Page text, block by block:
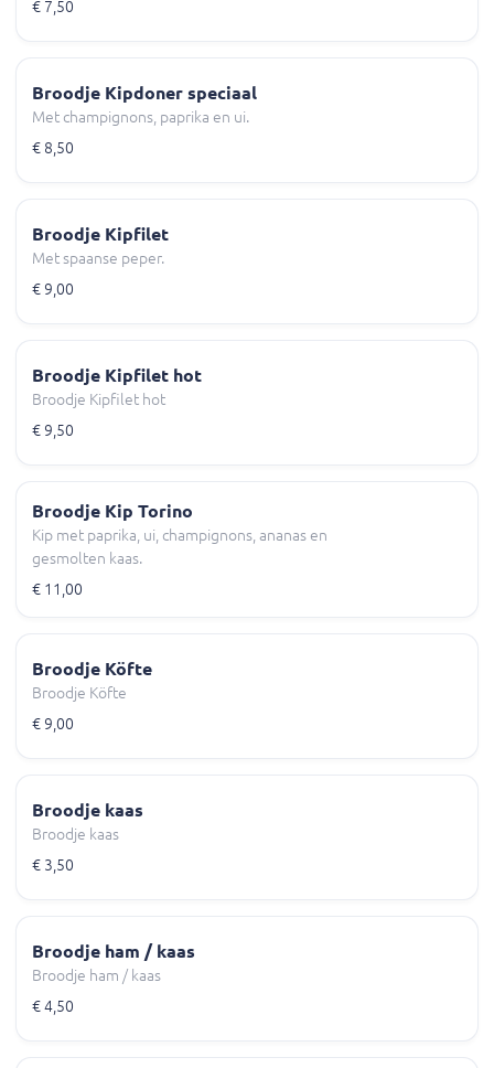
€ 7,50
Broodje Kipdoner speciaal
Met champignons, paprika en ui.
€ 8,50
Broodje Kipfilet
Met spaanse peper.
€ 9,00
Broodje Kipfilet hot
Broodje Kipfilet hot
€ 9,50
Broodje Kip Torino
Kip met paprika, ui, champignons, ananas en
gesmolten kaas.
€ 11,00
Broodje Köfte
Broodje Köfte
€ 9,00
Broodje kaas
Broodje kaas
€ 3,50
Broodje ham / kaas
Broodje ham / kaas
€ 4,50